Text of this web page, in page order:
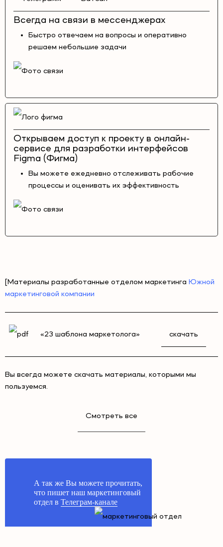
Всегда на связи в мессенджерах
Быстро отвечаем на вопросы и оперативно
решаем небольшие задачи
Открываем доступ к проекту в онлайн-
сервисе для разработки интерфейсов
Figma (Фигма)
Вы можете ежедневно отслеживать рабочие
процессы и оценивать их эффективность
[Материалы разработанные отделом маркетинга Южной
маркетинговой компании
«23 шаблона маркетолога» скачать
Вы всегда можете скачать материалы, которыми мы
пользуемся.
Смотреть все
А так же Вы можете прочитать,
что пишет наш маркетинговый
отдел в Телеграм-канале